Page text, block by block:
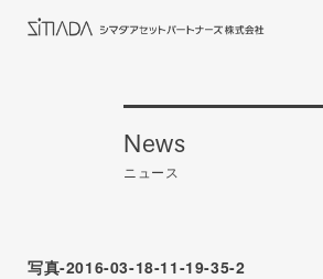
News
ニュース
写真-2016-03-18-11-19-35-2